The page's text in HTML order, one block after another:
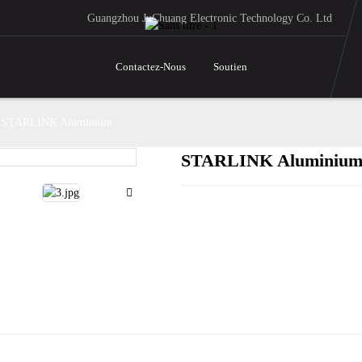
Guangzhou JuChuang Electronic Technology Co. Ltd
Contactez-Nous Soutien
Loading...
Loading...
STARLINK Aluminium